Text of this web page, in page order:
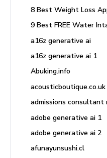
8 Best Weight Loss
9 Best FREE Water
a16z generative ai
a16z generative ai 1
Abuking.info
acousticboutique.co.uk
admissions consultant
adobe generative ai 1
adobe generative ai 2
afunayunsushi.cl